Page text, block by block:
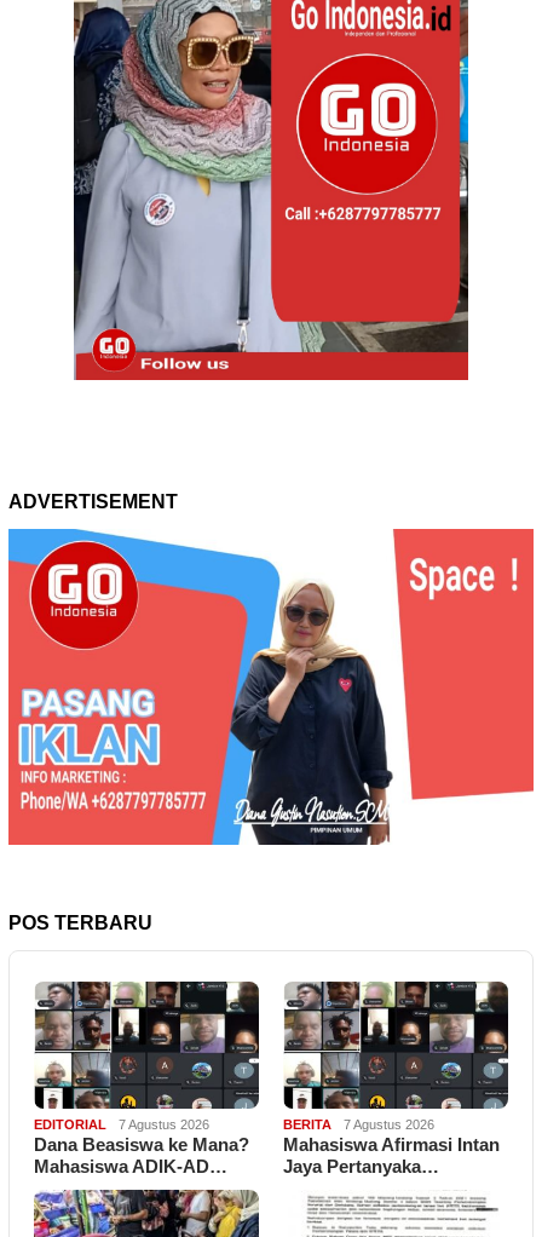
ADVERTISEMENT
POS TERBARU
EDITORIAL 7 Agustus 2026
Dana Beasiswa ke Mana?
Mahasiswa ADIK-AD…
BERITA 7 Agustus 2026
Mahasiswa Afirmasi Intan
Jaya Pertanyaka…